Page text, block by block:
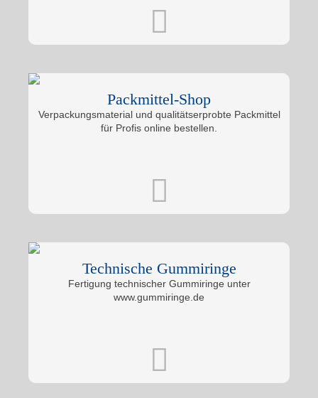
Packmittel-Shop
Verpackungsmaterial und qualitätserprobte Packmittel
für Profis online bestellen.
Technische Gummiringe
Fertigung technischer Gummiringe unter
www.gummiringe.de